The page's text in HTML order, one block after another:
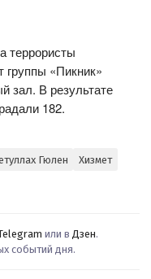
террористы
группы «Пикник»
зал. В результате
182.
Гюлен Хизмет
или в Дзен.
событий дня.